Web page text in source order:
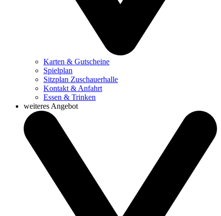
Karten & Gutscheine
Spielplan
Sitzplan Zuschauerhalle
Kontakt & Anfahrt
Essen & Trinken
weiteres Angebot